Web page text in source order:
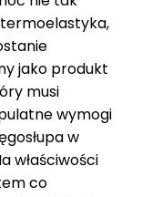
termoelastyka,
jako produkt
musi
wymogi
w
właściwości
co